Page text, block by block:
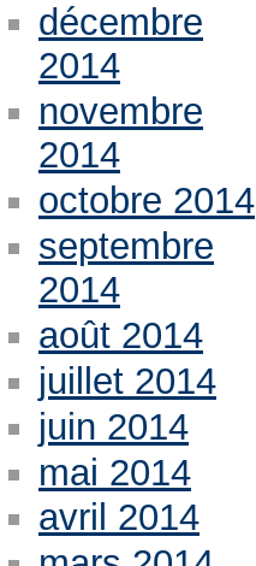
décembre
2014
novembre
2014
octobre 2014
septembre
2014
août 2014
juillet 2014
juin 2014
mai 2014
avril 2014